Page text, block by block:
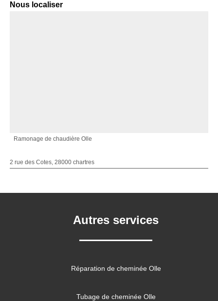
Nous localiser
Ramonage de chaudière Olle
2 rue des Cotes, 28000 chartres
Autres services
Réparation de cheminée Olle
Tubage de cheminée Olle